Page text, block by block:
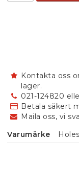
Kontakta oss
lager.
021-124820
Betala säkert
Maila oss, vi
Varumärke